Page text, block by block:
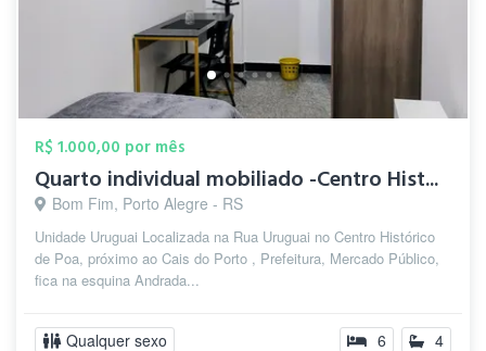
R$ 1.000,00 por mês
Quarto individual mobiliado -Centro Hist...
Bom Fim, Porto Alegre - RS
Unidade Uruguai Localizada na Rua Uruguai no Centro Histórico
de Poa, próximo ao Cais do Porto , Prefeitura, Mercado Público,
fica na esquina Andrada...
Qualquer sexo 6 4